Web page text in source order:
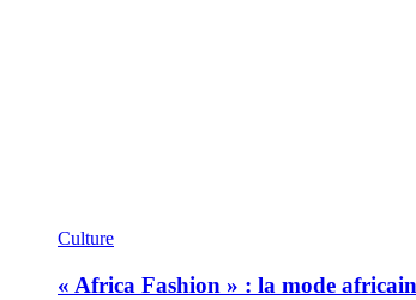
Culture
« Africa Fashion » : la mode